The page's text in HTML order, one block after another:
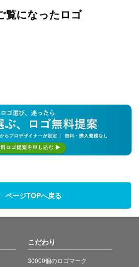
覧になったロゴ
ページTOPへ戻る
こだわり
30000個のロゴマーク